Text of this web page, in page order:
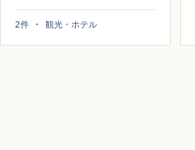
2件 · 観光・ホテル